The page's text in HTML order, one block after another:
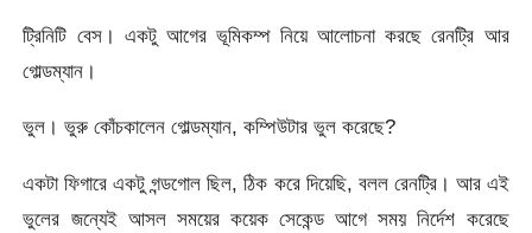
ট্রিনিটি বেস। একটু আগের ভূমিকম্প নিয়ে আলোচনা করছে রেনট্রি আর
গোল্ডম্যান।
ভুল। ভুরু কোঁচকালেন গোল্ডম্যান, কম্পিউটার ভুল করেছে?
একটা ফিগারে একটু গন্ডগোল ছিল, ঠিক করে দিয়েছি, বলল রেনট্রি। আর এই
ভুলের জন্যেই আসল সময়ের কয়েক সেকেন্ড আগে সময় নির্দেশ করেছে